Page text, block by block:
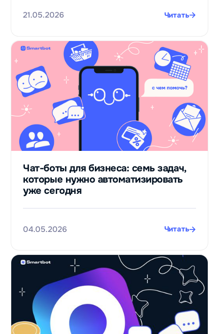
21.05.2026 Читать
Чат-боты для бизнеса: семь задач,
которые нужно автоматизировать
уже сегодня
04.05.2026 Читать